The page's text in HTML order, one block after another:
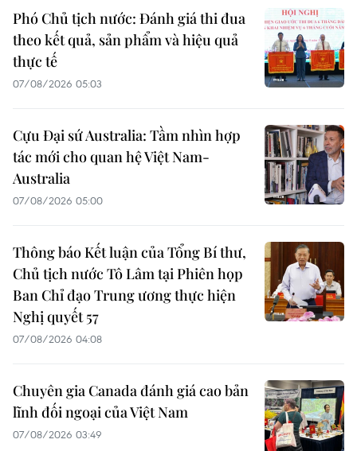
Phó Chủ tịch nước: Đánh giá thi đua
theo kết quả, sản phẩm và hiệu quả
thực tế
07/08/2026 05:03
Cựu Đại sứ Australia: Tầm nhìn hợp
tác mới cho quan hệ Việt Nam-
Australia
07/08/2026 05:00
Thông báo Kết luận của Tổng Bí thư,
Chủ tịch nước Tô Lâm tại Phiên họp
Ban Chỉ đạo Trung ương thực hiện
Nghị quyết 57
07/08/2026 04:08
Chuyên gia Canada đánh giá cao bản
lĩnh đối ngoại của Việt Nam
07/08/2026 03:49